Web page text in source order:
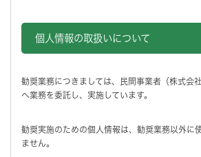
個人情報の取扱いについて
勧奨業務につきましては、民間事業者（株式会
へ業務を委託し、実施しています。
勧奨実施のための個人情報は、勧奨業務以外に
ません。